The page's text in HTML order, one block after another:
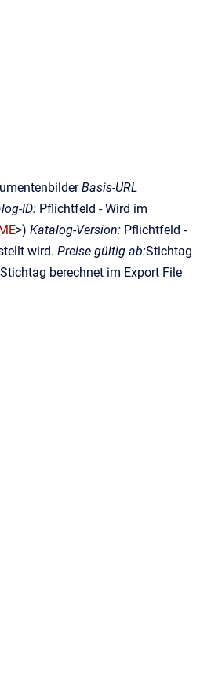
Basis-URL
ID: Pflichtfeld - Wird im
>) Katalog-Version: Pflichtfeld -
wird. Preise gültig ab:Stichtag
berechnet im Export File